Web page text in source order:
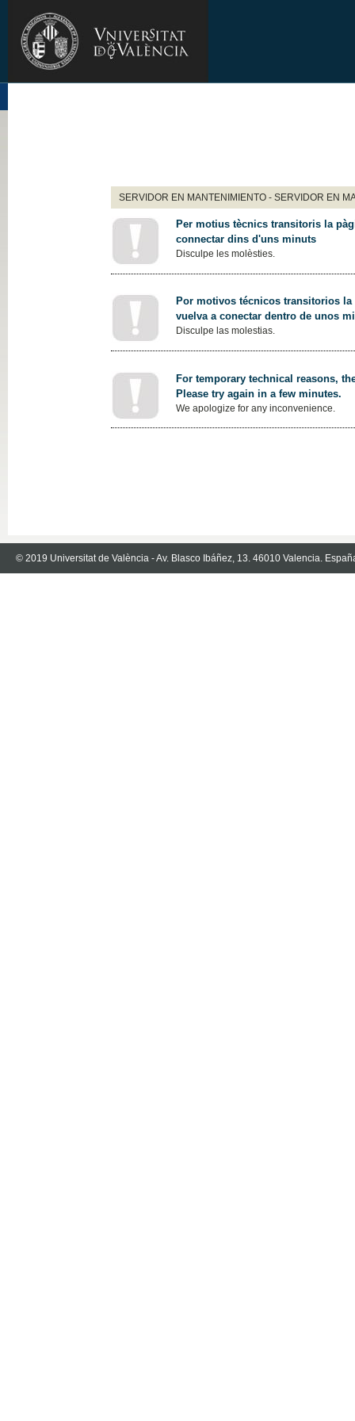
SERVIDOR EN MANTENIMIENTO - SERVIDOR EN
Per motius tècnics transitoris la
connectar dins d'uns minuts
Disculpe les molèsties.
Por motivos técnicos transitorios
vuelva a conectar dentro de unos
Disculpe las molestias.
For temporary technical reasons,
Please try again in a few minutes.
We apologize for any inconvenience.
© 2019 Universitat de València - Av. Blasco Ibáñez, 13. 46010 Valencia.